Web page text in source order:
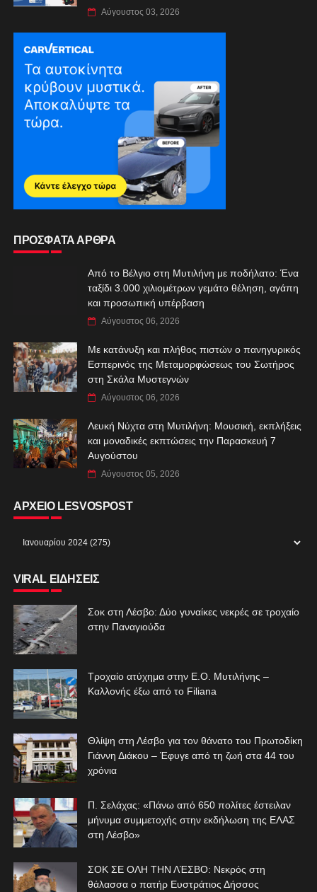
Αύγουστος 03, 2026
ΠΡΟΣΦΑΤΑ ΑΡΘΡΑ
Από το Βέλγιο στη Μυτιλήνη με ποδήλατο: Ένα
ταξίδι 3.000 χιλιομέτρων γεμάτο θέληση, αγάπη
και προσωπική υπέρβαση
Αύγουστος 06, 2026
Με κατάνυξη και πλήθος πιστών ο πανηγυρικός
Εσπερινός της Μεταμορφώσεως του Σωτήρος
στη Σκάλα Μυστεγνών
Αύγουστος 06, 2026
Λευκή Νύχτα στη Μυτιλήνη: Μουσική, εκπλήξεις
και μοναδικές εκπτώσεις την Παρασκευή 7
Αυγούστου
Αύγουστος 05, 2026
ΑΡΧΕΙΟ LESVOSPOST
VIRAL ΕΙΔΗΣΕΙΣ
Σοκ στη Λέσβο: Δύο γυναίκες νεκρές σε τροχαίο
στην Παναγιούδα
Τροχαίο ατύχημα στην Ε.Ο. Μυτιλήνης –
Καλλονής έξω από το Filiana
Θλίψη στη Λέσβο για τον θάνατο του Πρωτοδίκη
Γιάννη Διάκου – Έφυγε από τη ζωή στα 44 του
χρόνια
Π. Σελάχας: «Πάνω από 650 πολίτες έστειλαν
μήνυμα συμμετοχής στην εκδήλωση της ΕΛΑΣ
στη Λέσβο»
ΣΟΚ ΣΕ ΟΛΗ ΤΗΝ ΛΈΣΒΟ: Νεκρός στη
θάλασσα ο πατήρ Ευστράτιος Δήσσος